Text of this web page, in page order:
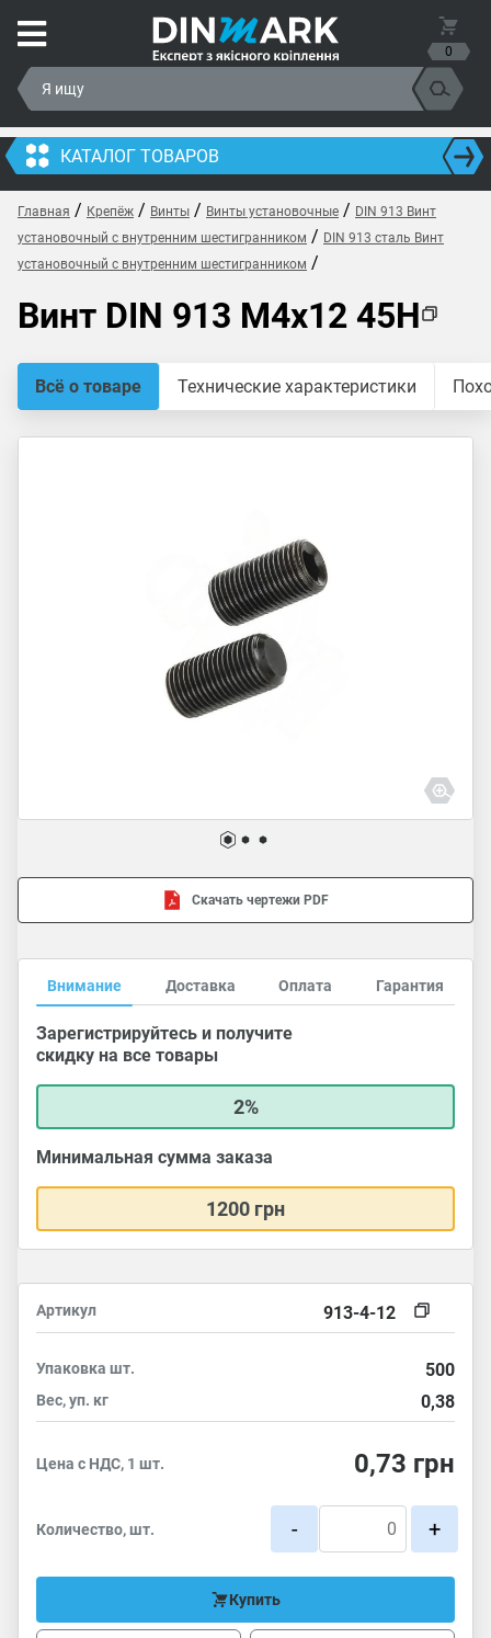
0
КАТАЛОГ ТОВАРОВ
Главная / Крепёж / Винты / Винты установочные / DIN 913 Винт
установочный с внутренним шестигранником / DIN 913 сталь Винт
установочный с внутренним шестигранником /
Винт DIN 913 M4x12 45H
Всё о товаре Технические характеристики
Скачать чертежи PDF
Внимание Доставка Оплата Гарантия
Зарегистрируйтесь и получите
скидку на все товары
2%
Минимальная сумма заказа
1200 грн
Артикул 913-4-12
Упаковка шт. 500
Вес, уп. кг 0,38
Цена с НДС, 1 шт. 0,73 грн
Количество, шт. - +
Купить